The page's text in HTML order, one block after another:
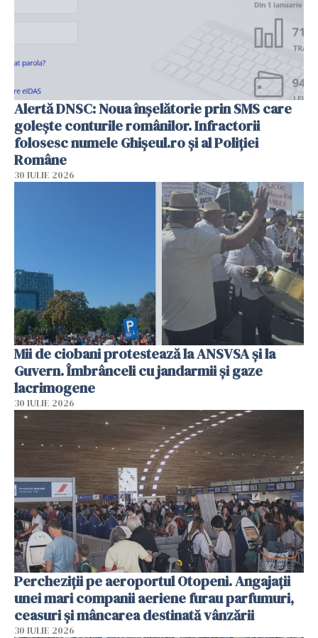
Alertă DNSC: Noua înșelătorie prin SMS care
golește conturile românilor. Infractorii
folosesc numele Ghișeul.ro și al Poliției
Române
30 IULIE 2026
Mii de ciobani protestează la ANSVSA și la
Guvern. Îmbrânceli cu jandarmii și gaze
lacrimogene
30 IULIE 2026
Percheziții pe aeroportul Otopeni. Angajații
unei mari companii aeriene furau parfumuri,
ceasuri și mâncarea destinată vânzării
30 IULIE 2026